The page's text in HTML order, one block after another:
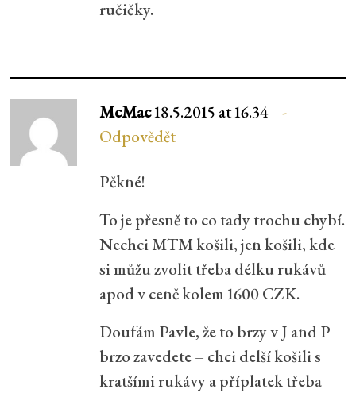
ručičky.
McMac18.5.2015 at 16.34
Odpovědět
Pěkné!
To je přesně to co tady trochu chybí.
Nechci MTM košili, jen košili, kde
si můžu zvolit třeba délku rukávů
apod v ceně kolem 1600 CZK.
Doufám Pavle, že to brzy v J and P
brzo zavedete – chci delší košili s
kratšími rukávy a příplatek třeba